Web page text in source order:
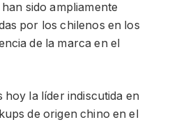
sido ampliamente
por los chilenos en los
de la marca en el
hoy la líder indiscutida en
de origen chino en el